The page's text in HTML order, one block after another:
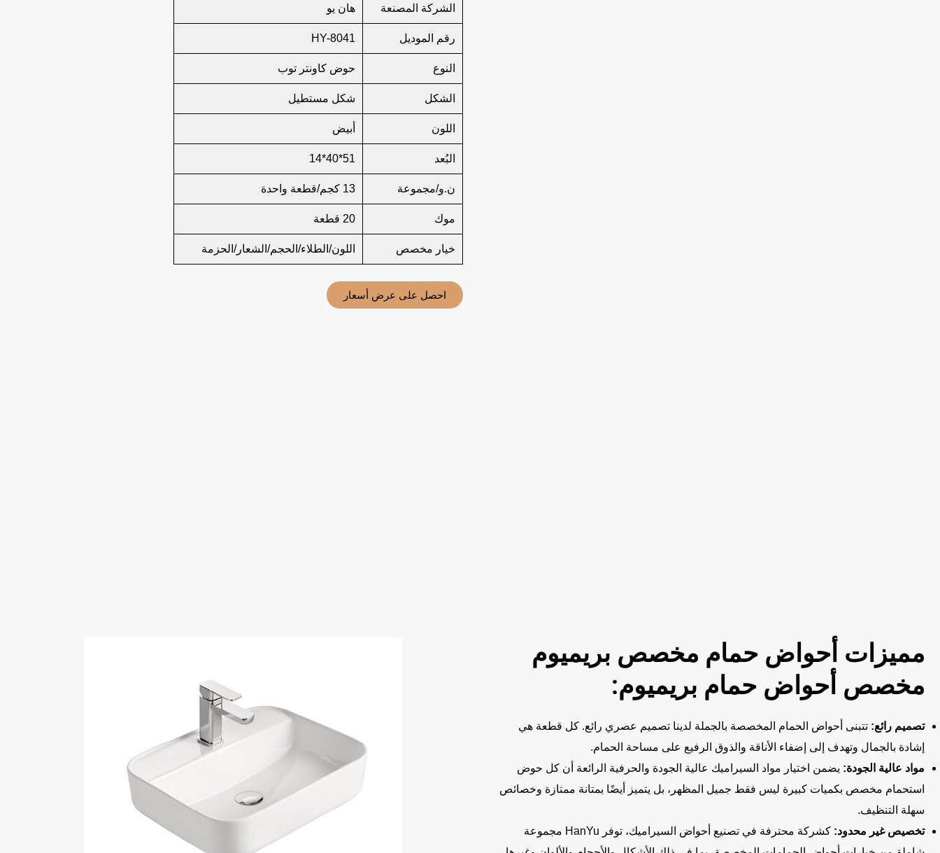
الشركة المصنعة هان يو
رقم الموديل HY-8041
النوع حوض كاونتر توب
الشكل شكل مستطيل
اللون أبيض
البُعد 51*40*14
ن.و/مجموعة 13 كجم/قطعة واحدة
موك 20 قطعة
خيار مخصص اللون/الطلاء/الحجم/الشعار/الحزمة
احصل على عرض أسعار
مميزات أحواض حمام مخصص بريميوم
مخصص أحواض حمام بريميوم:
تصميم رائع: تتبنى أحواض الحمام المخصصة بالجملة لدينا تصميم عصري رائع. كل قطعة هي
إشادة بالجمال وتهدف إلى إضفاء الأناقة والذوق الرفيع على مساحة الحمام.
مواد عالية الجودة: يضمن اختيار مواد السيراميك عالية الجودة والحرفية الرائعة أن كل حوض
استحمام مخصص بكميات كبيرة ليس فقط جميل المظهر، بل يتميز أيضًا بمتانة ممتازة وخصائص
سهلة التنظيف.
تخصيص غير محدود:
كشركة محترفة في تصنيع أحواض السيراميك، توفر HanYu مجموعة